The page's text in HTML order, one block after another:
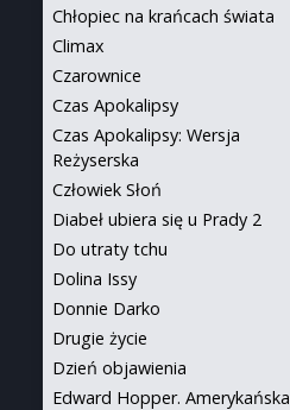
Chłopiec na krańcach świata
Climax
Czarownice
Czas Apokalipsy
Czas Apokalipsy: Wersja
Reżyserska
Człowiek Słoń
Diabeł ubiera się u Prady 2
Do utraty tchu
Dolina Issy
Donnie Darko
Drugie życie
Dzień objawienia
Edward Hopper. Amerykańska